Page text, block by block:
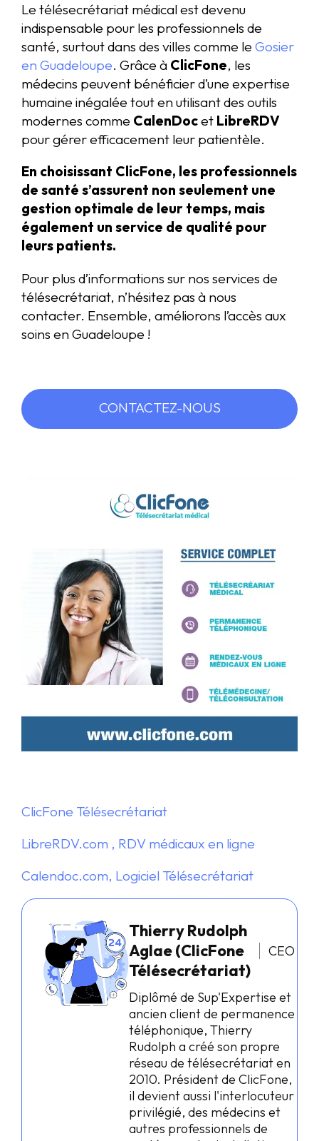
Le télésecrétariat médical est devenu
indispensable pour les professionnels de
santé, surtout dans des villes comme le Gosier
en Guadeloupe. Grâce à ClicFone, les
médecins peuvent bénéficier d’une expertise
humaine inégalée tout en utilisant des outils
modernes comme CalenDocet LibreRDV
pour gérer efficacement leur patientèle.
En choisissant ClicFone, les professionnels
de santé s’assurent non seulement une
gestion optimale de leur temps, mais
également un service de qualité pour
leurs patients.
Pour plus d’informations sur nos services de
télésecrétariat, n’hésitez pas à nous
contacter. Ensemble, améliorons l’accès aux
soins en Guadeloupe !
CONTACTEZ-NOUS
ClicFone Télésecrétariat
LibreRDV.com , RDV médicaux en ligne
Calendoc.com, Logiciel Télésecrétariat
Thierry Rudolph
Aglae (ClicFone
Télésecrétariat)
CEO
Diplômé de Sup'Expertise et
ancien client de permanence
téléphonique, Thierry
Rudolph a créé son propre
réseau de télésecrétariat en
2010. Président de ClicFone,
il devient aussi l'interlocuteur
privilégié, des médecins et
autres professionnels de